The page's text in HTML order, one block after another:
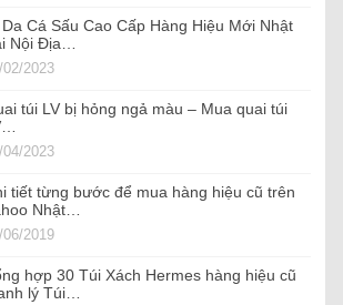
Cá Sấu Cao Cấp Hàng Hiệu Mới Nhật
Nội Địa…
02/2023
túi LV bị hỏng ngả màu – Mua quai túi
04/2023
tiết từng bước để mua hàng hiệu cũ trên
Nhật…
06/2019
hợp 30 Túi Xách Hermes hàng hiệu cũ
lý Túi…